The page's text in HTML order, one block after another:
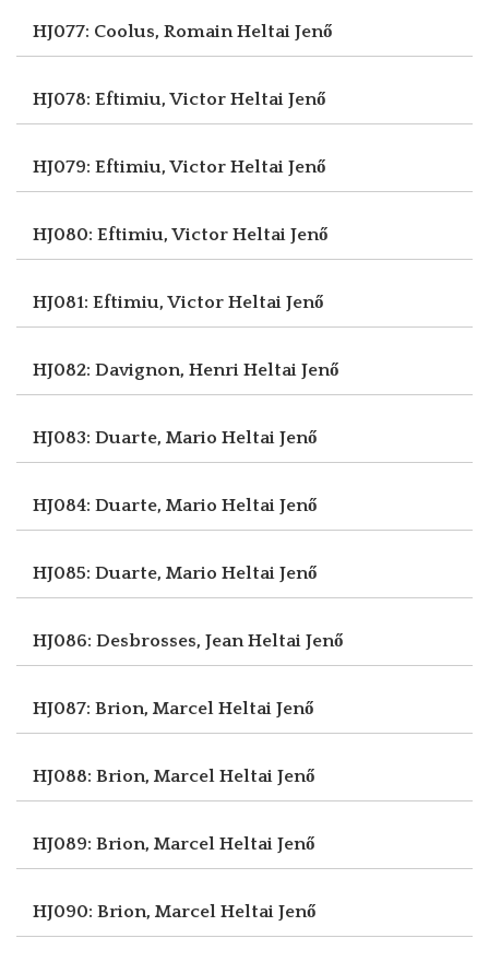
HJ077: Coolus, RomainHeltai Jenő
HJ078: Eftimiu, Victor Heltai Jenő
HJ079: Eftimiu, Victor Heltai Jenő
HJ080: Eftimiu, Victor Heltai Jenő
HJ081: Eftimiu, Victor Heltai Jenő
HJ082: Davignon, Henri Heltai Jenő
HJ083: Duarte, Mario Heltai Jenő
HJ084: Duarte, Mario Heltai Jenő
HJ085: Duarte, Mario Heltai Jenő
HJ086: Desbrosses, JeanHeltai Jenő
HJ087: Brion, Marcel Heltai Jenő
HJ088: Brion, Marcel Heltai Jenő
HJ089: Brion, Marcel Heltai Jenő
HJ090: Brion, Marcel Heltai Jenő